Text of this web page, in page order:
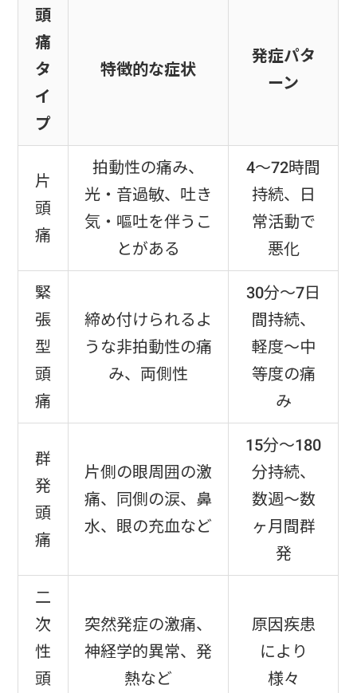
頭
痛
タ
イ
プ
特徴的な症状
発症パタ
ーン
片
頭
痛
拍動性の痛み、
光・音過敏、吐き
気・嘔吐を伴うこ
とがある
4～72時間
持続、日
常活動で
悪化
緊
張
型
頭
痛
締め付けられるよ
うな非拍動性の痛
み、両側性
30分～7日
間持続、
軽度～中
等度の痛
み
群
発
頭
痛
片側の眼周囲の激
痛、同側の涙、鼻
水、眼の充血など
15分～180
分持続、
数週～数
ヶ月間群
発
二
次
性
頭
突然発症の激痛、
神経学的異常、発
熱など
原因疾患
により
様々